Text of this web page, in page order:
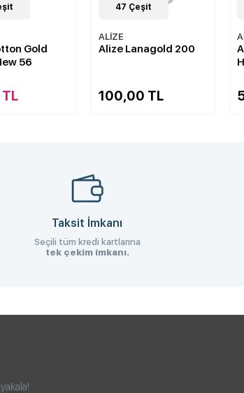
200
TL
46 Çeşit
ALİZE
Alize Cotton Gold
50,00 TL
Taksit İmkanı
Seçili tüm kredi kartlarına
tek çekim imkanı.